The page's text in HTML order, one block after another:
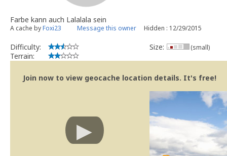
Farbe kann auch Lalalala sein
A cache byFoxi23 Message this owner Hidden : 12/29/2015
Difficulty:
Terrain:
Size: (small)
Join now to view geocache location details. It's free!